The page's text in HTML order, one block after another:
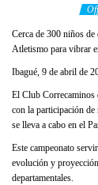
Cerca de 300 niños
Atletismo para vibrar
Ibagué, 9 de abril de
El Club Correcaminos
con la participación de
se lleva a cabo en el
Este campeonato
evolución y
departamentales.